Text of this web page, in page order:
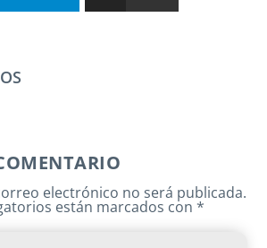
electrónico no será publicada.
están marcados con*